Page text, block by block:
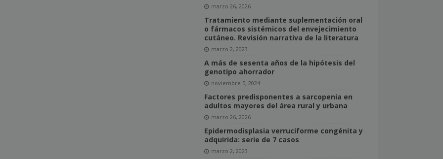
marzo 26, 2026
Tratamiento mediante suplementación oral
o fármacos sistémicos del envejecimiento
cutáneo. Revisión narrativa de la literatura
marzo 2, 2023
A más de sesenta años de la hipótesis del
genotipo ahorrador
noviembre 5, 2024
Factores predisponentes a sarcopenia en
adultos mayores del área rural y urbana
marzo 26, 2026
Epidermodisplasia verruciforme congénita y
adquirida: serie de 7 casos
marzo 2, 2023